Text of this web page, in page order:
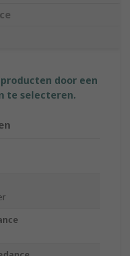
door een
te selecteren.